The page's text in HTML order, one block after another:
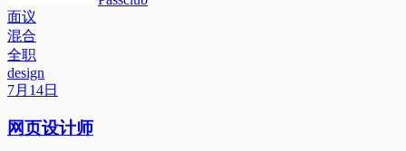
面议
混合
全职
design
7月14日
网页设计师